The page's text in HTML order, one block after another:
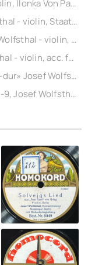
Handel - «Largo» Josef Wolfsthal - violin, Ilonka Von Pathy - fortepiano, Carl Stabernak, shellac 12" Homokord No. 50639. Germany 1927,
Schumann - «Traumerei» Josef Wolfsthal - violin, Staatsoper Berlin mit Orchesterbegleitung, shellac 12" Homokord No. 50554. Germany 1927,
Schubert - «Moment Musical» Josef Wolfsthal - violin, acc. fortepiano, shellac 12" Artiphon No. 7042. Germany 1926,
Schumann - «Ab Kamin» Josef Wolfsthal - violin, acc. fortepiano, shellac 12" Artiphon No. 7042. Germany 1926,
J.S. Bach (arr. Kreisler) - «Praludium E-dur» Josef Wolfsthal - violin, acc. fortepiano, shellac 12" Artiphon No. 7041. Germany 1926,
Cui - «Orientale» Kaleidoscope op 50-9, Josef Wolfsthal - violin, Arpad Sandor - fortepiano, shellac 10" Ultraphon No. 10668. Germany 1930,